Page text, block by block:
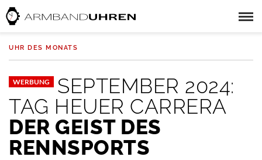
UHR DES MONATS
WERBUNG
SEPTEMBER 2024:
TAG HEUER CARRERA
DER GEIST DES
RENNSPORTS